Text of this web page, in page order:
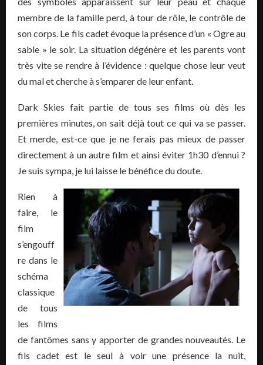
membre de la famille perd, à tour de rôle, le contrôle de
son corps. Le fils cadet évoque la présence d’un « Ogre au
sable » le soir. La situation dégénère et les parents vont
très vite se rendre à l’évidence : quelque chose leur veut
du mal et cherche à s’emparer de leur enfant.
Dark Skies fait partie de tous ses films où dès les
premières minutes, on sait déjà tout ce qui va se passer.
Et merde, est-ce que je ne ferais pas mieux de passer
directement à un autre film et ainsi éviter 1h30 d’ennui ?
Je suis sympa, je lui laisse le bénéfice du doute.
Rien à
faire, le
film
s’engouff
re dans le
schéma
classique
de tous
les films
de fantômes sans y apporter de grandes nouveautés. Le
fils cadet est le seul à voir une présence la nuit,